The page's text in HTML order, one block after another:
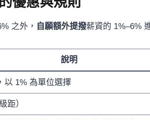
之外， 自願額外提撥薪資的 1%–6%
說明
以 1% 為單位選擇
距）